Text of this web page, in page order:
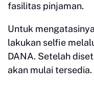
fasilitas pinjaman.
Untuk
lakukan selfie
DANA. Setelah
akan mulai tersedia.